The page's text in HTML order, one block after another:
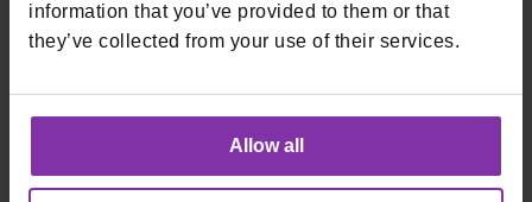
information that you’ve provided to them or that
they’ve collected from your use of their services.
Allow all